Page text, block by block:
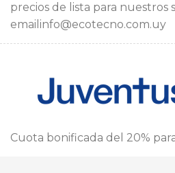
precios de lista para nuestros
emailinfo@ecotecno.com.uy
Cuota bonificada del 20%